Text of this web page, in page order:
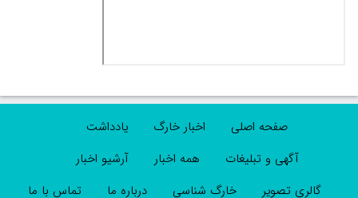
صفحه اصلی اخبار خارگ
یادداشت
آگهی و تبلیغات
همه اخبار
آرشیو اخبار
گالری تصویر
خارگ شناسی درباره ما تماس با ما